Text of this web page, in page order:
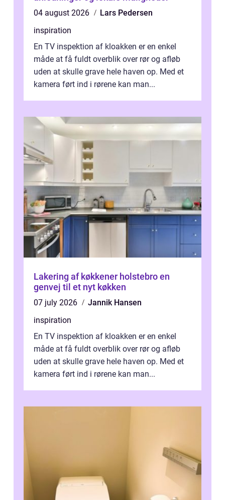
04 august 2026
Lars Pedersen
inspiration
En TV inspektion af kloakken er en enkel
måde at få fuldt overblik over rør og afløb
uden at skulle grave hele haven op. Med et
kamera ført ind i rørene kan man...
Lakering af køkkener holstebro en
genvej til et nyt køkken
07 july 2026
Jannik Hansen
inspiration
En TV inspektion af kloakken er en enkel
måde at få fuldt overblik over rør og afløb
uden at skulle grave hele haven op. Med et
kamera ført ind i rørene kan man...